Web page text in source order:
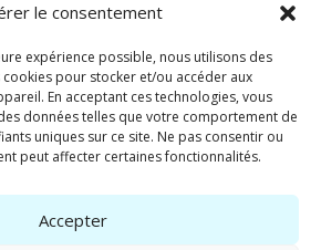
le consentement
expérience possible, nous utilisons des
pour stocker et/ou accéder aux
En acceptant ces technologies, vous
données telles que votre comportement de
uniques sur ce site. Ne pas consentir ou
peut affecter certaines fonctionnalités.
Accepter
X